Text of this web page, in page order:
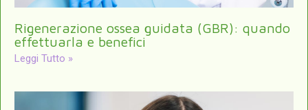
Rigenerazione ossea guidata (GBR): quando
effettuarla e benefici
Leggi Tutto »